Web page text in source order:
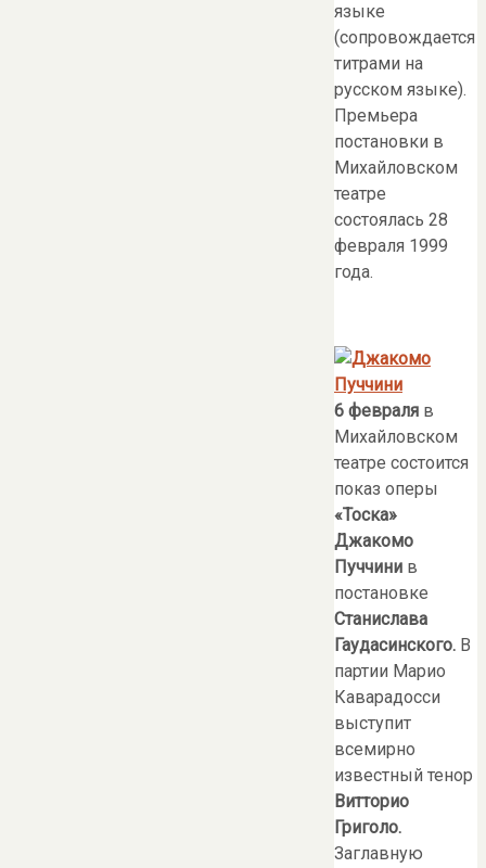
языке
(сопровождается
титрами на
русском языке).
Премьера
постановки в
Михайловском
театре
состоялась 28
февраля 1999
года.
6 февраля в
Михайловском
театре состоится
показ оперы
«Тоска»
Джакомо
Пуччини в
постановке
Станислава
Гаудасинского. В
партии Марио
Каварадосси
выступит
всемирно
известный тенор
Витторио
Григоло.
Заглавную